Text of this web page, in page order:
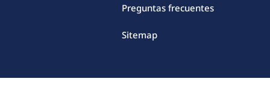
Preguntas frecuentes
Sitemap